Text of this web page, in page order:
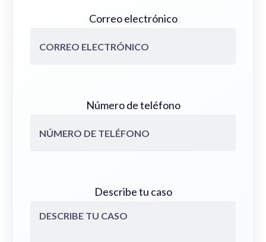
Correo electrónico
Número de teléfono
Describe tu caso